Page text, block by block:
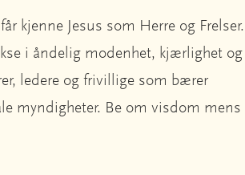
kjenne Jesus som Herre og Frelser.
i åndelig modenhet, kjærlighet og
ledere og frivillige som bærer
myndigheter. Be om visdom mens